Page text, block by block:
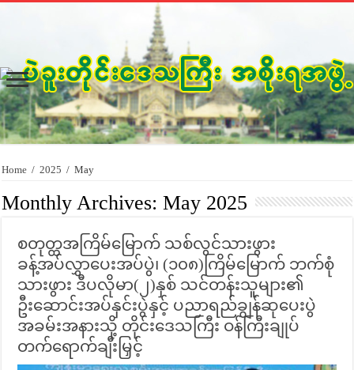
Home / 2025 / May
Monthly Archives:May 2025
စတုတ္ထအကြိမ်မြောက် သစ်လွင်သားဖွား
ခန့်အပ်လွှာပေးအပ်ပွဲ၊ (၁၀၈)ကြိမ်မြောက် ဘက်စုံ
သားဖွား ဒီပလိုမာ(၂)နှစ် သင်တန်းသူများ၏
ဦးဆောင်းအပ်နှင်းပွဲနှင့် ပညာရည်ချွန်ဆုပေးပွဲ
အခမ်းအနားသို့ တိုင်းဒေသကြီး ဝန်ကြီးချုပ်
တက်ရောက်ချီးမြှင့်